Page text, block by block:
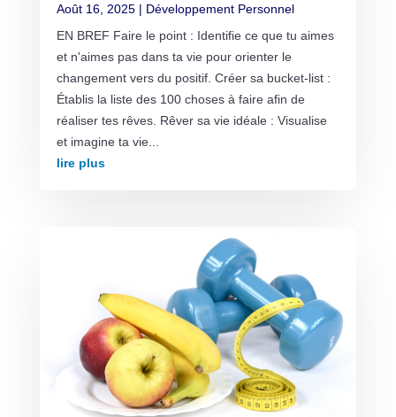
Août 16, 2025| Développement Personnel
EN BREF Faire le point : Identifie ce que tu aimes
et n'aimes pas dans ta vie pour orienter le
changement vers du positif. Créer sa bucket-list :
Établis la liste des 100 choses à faire afin de
réaliser tes rêves. Rêver sa vie idéale : Visualise
et imagine ta vie...
lire plus